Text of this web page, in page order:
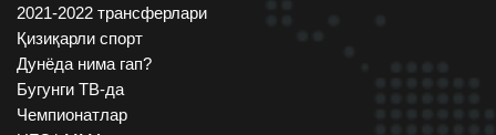
2021-2022 трансферлари
Қизиқарли спорт
Дунёда нима гап?
Бугунги ТВ-да
Чемпионатлар